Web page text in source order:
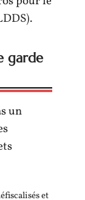
garde
un
et